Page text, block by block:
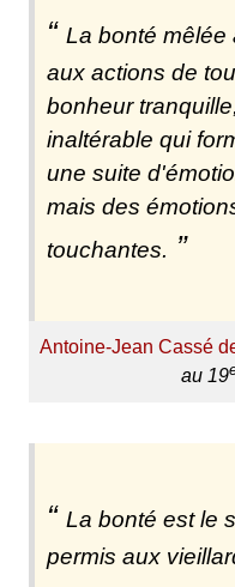
La bonté mêlée
aux actions de
bonheur
inaltérable qui
une suite
mais des
touchantes.
Antoine-Jean Cassé
au 19
La bonté est le
permis aux